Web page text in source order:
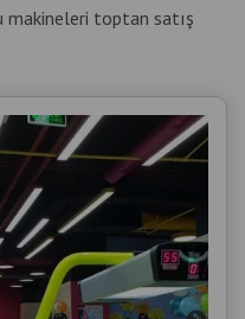
makineleri toptan satış